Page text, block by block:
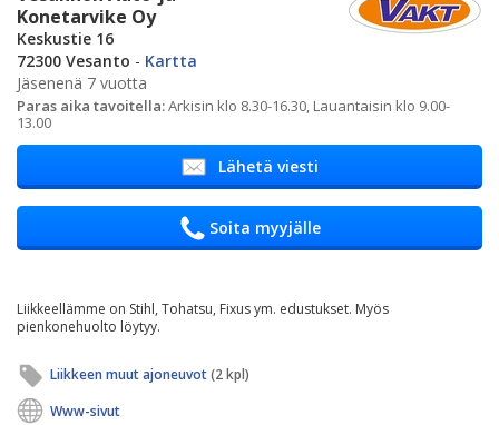
Konetarvike Oy
Keskustie 16
72300 Vesanto - Kartta
Jäsenenä 7 vuotta
Paras aika tavoitella:Arkisin klo 8.30-16.30, Lauantaisin klo 9.00-
13.00
Lähetä viesti
Soita myyjälle
Liikkeellämme on Stihl, Tohatsu, Fixus ym. edustukset. Myös
pienkonehuolto löytyy.
Liikkeen muut ajoneuvot(2 kpl)
Www-sivut